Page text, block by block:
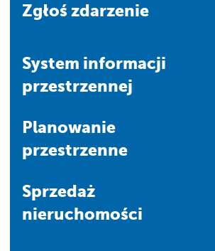
Zgłoś zdarzenie
system informacji
przestrzennej
Planowanie
przestrzenne
Sprzedaż
nieruchomości